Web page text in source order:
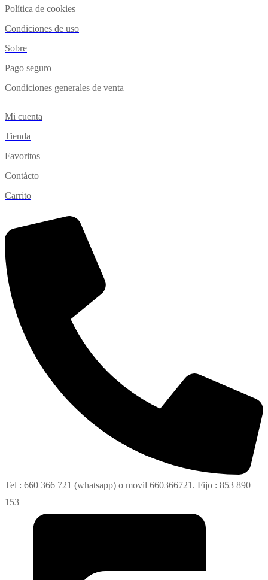
Política de cookies
Condiciones de uso
Sobre
Pago seguro
Condiciones generales de venta
Mi cuenta
Tienda
Favoritos
Contácto
Carrito
Tel : 660 366 721 (whatsapp) o movil 660366721. Fijo : 853 890
153